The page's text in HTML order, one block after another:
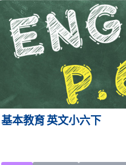
基本教育 英文小六下